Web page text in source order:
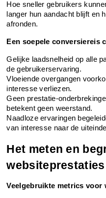
Hoe sneller gebruikers
langer hun aandacht blijft en
afronden.
Een soepele conversiereis
Gelijke laadsnelheid op alle
de gebruikerservaring.
Vloeiende overgangen
interesse verliezen.
Geen prestatie-
betekent geen weerstand.
Naadloze ervaringen
van interesse naar de
Het meten en
websiteprestaties
Veelgebruikte metrics voor